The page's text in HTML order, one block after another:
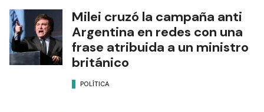
Milei cruzó la campaña anti
Argentina en redes con una
frase atribuida a un ministro
británico
POLÍTICA